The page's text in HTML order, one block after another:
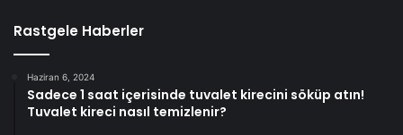
Rastgele Haberler
Haziran 6, 2024
Sadece 1 saat içerisinde tuvalet kirecini söküp atın!
Tuvalet kireci nasıl temizlenir?